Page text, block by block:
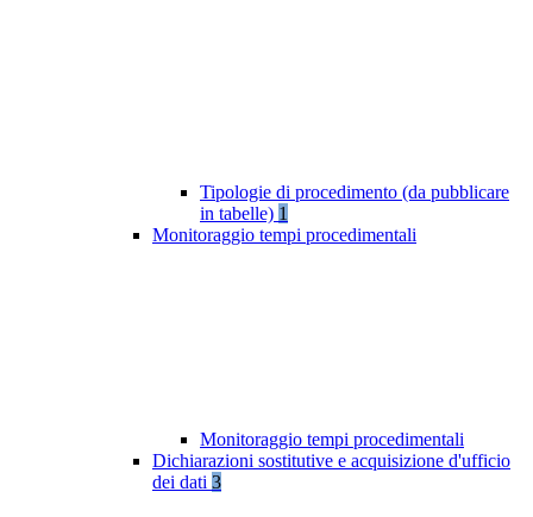
Tipologie di procedimento (da pubblicare
in tabelle) 1
Monitoraggio tempi procedimentali
Monitoraggio tempi procedimentali
Dichiarazioni sostitutive e acquisizione d'ufficio
dei dati 3